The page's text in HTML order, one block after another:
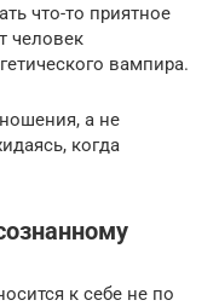
что-то приятное
человек
вампира.
а не
когда
к себе не по